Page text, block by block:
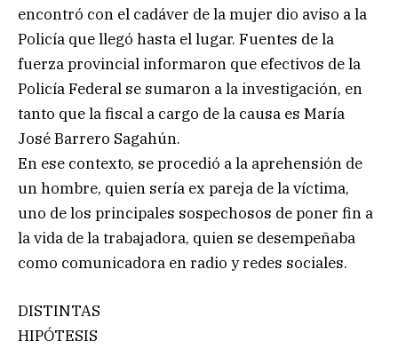
encontró con el cadáver de la mujer dio aviso a la
Policía que llegó hasta el lugar. Fuentes de la
fuerza provincial informaron que efectivos de la
Policía Federal se sumaron a la investigación, en
tanto que la fiscal a cargo de la causa es María
José Barrero Sagahún.
En ese contexto, se procedió a la aprehensión de
un hombre, quien sería ex pareja de la víctima,
uno de los principales sospechosos de poner fin a
la vida de la trabajadora, quien se desempeñaba
como comunicadora en radio y redes sociales.
DISTINTAS
HIPÓTESIS